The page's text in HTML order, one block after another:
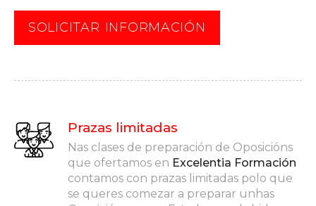
SOLICITAR INFORMACIÓN
Prazas limitadas
Nas clases de preparación de Oposicións
que ofertamos en Excelentia Formación
contamos con prazas limitadas polo que
se queres comezar a preparar unhas